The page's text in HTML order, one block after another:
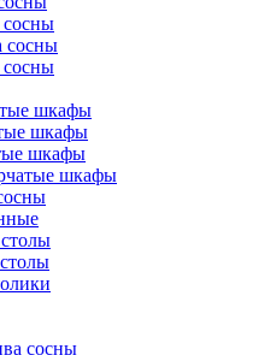
сосны
сосны
шкафы
шкафы
шкафы
шкафы
сосны